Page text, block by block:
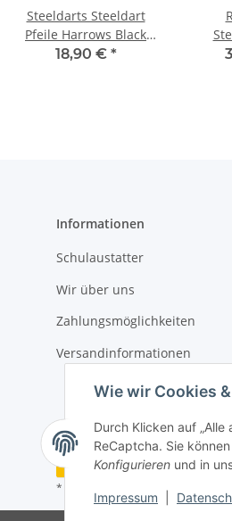
Wie wir Cookies
Durch Klicken auf
ReCaptcha. Sie
Konfigurieren und in
Impressum
Steeldarts Steeldart
Pfeile Harrows Black
Arrow 20g bis 23g
18,90 € *
Informationen
Schulaustatter
Wir über uns
Zahlungsmöglichkeiten
Versandinformationen
Vertrag
* Alle Preise inkl. gesetzlicher USt.,